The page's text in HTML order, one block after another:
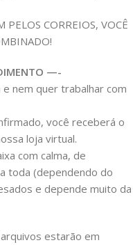
PELOS CORREIOS, VOCÊ
—-
nem quer trabalhar com
você receberá o
loja virtual.
com calma, de
toda (dependendo do
e depende muito da
estarão em